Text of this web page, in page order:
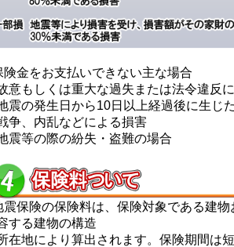
険金をお支払いできない主な場合
意もしくは重大な過失または法令違反
震の発生日から10日以上経過後に生じ
争、内乱などによる損害
震等の際の紛失・盗難の場合
震保険の保険料は、保険対象である建物
する建物の構造
所在地により算出されます。保険期間は